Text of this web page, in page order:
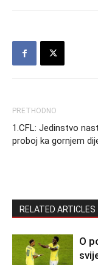
PRETHODNO
1.CFL: Jedinstvo
proboj ka gornjem
RELATED ARTICLES
O